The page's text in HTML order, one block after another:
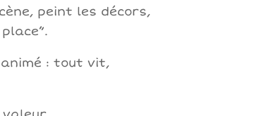
peint les décors,
: tout vit,